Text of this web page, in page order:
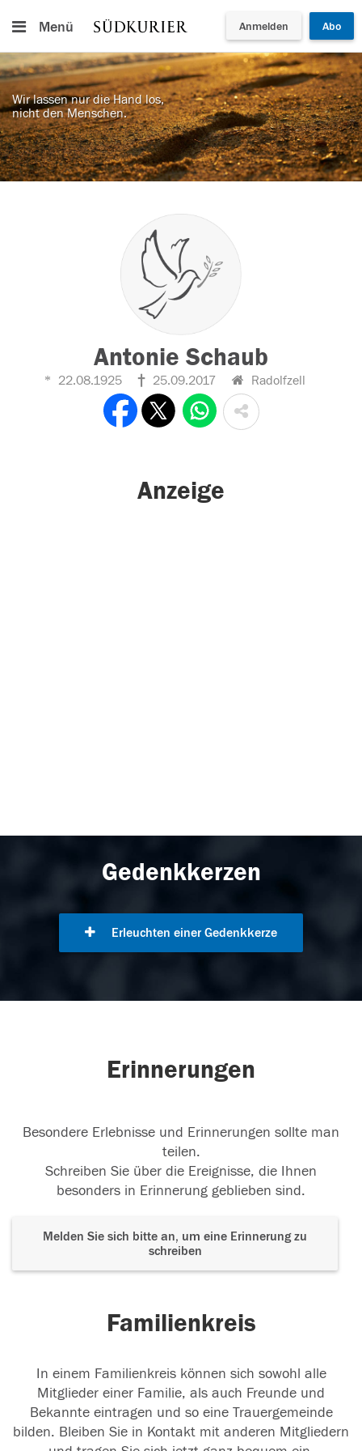
Menü Anmelden Abo
Wir lassen nur die Hand los,
nicht den Menschen.
Antonie Schaub
22.08.1925 25.09.2017 Radolfzell
Anzeige
Gedenkkerzen
Erleuchten einer Gedenkkerze
Erinnerungen
Besondere Erlebnisse und Erinnerungen sollte man
teilen.
Schreiben Sie über die Ereignisse, die Ihnen
besonders in Erinnerung geblieben sind.
Melden Sie sich bitte an, um eine Erinnerung zu
schreiben
Familienkreis
In einem Familienkreis können sich sowohl alle
Mitglieder einer Familie, als auch Freunde und
Bekannte eintragen und so eine Trauergemeinde
bilden. Bleiben Sie in Kontakt mit anderen Mitgliedern